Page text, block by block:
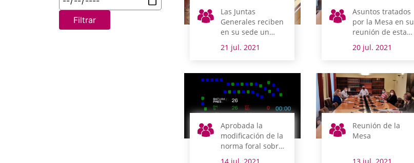
Filtrar
Las Juntas
Generales reciben
en su sede un
XVIII restaurado
de Restauración
21 jul. 2021
Asuntos tratados
por la Mesa en su
reunión de esta
20 jul. 2021
Aprobada la
modificación de la
norma foral sobre
14 jul. 2021
Reunión de la
Mesa
13 jul. 2021